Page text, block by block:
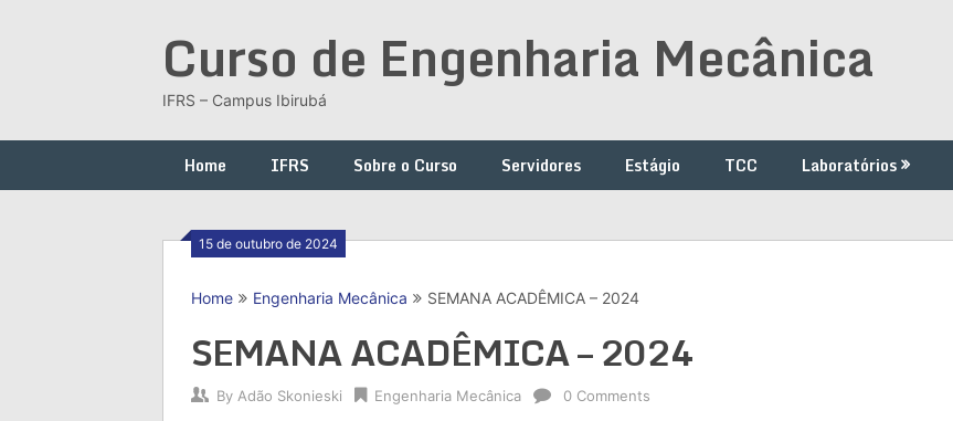
Curso de Engenharia Mecânica
IFRS – Campus Ibirubá
Home IFRS Sobre o Curso Servidores Estágio TCC Laboratórios
15 de outubro de 2024
Home Engenharia Mecânica SEMANA ACADÊMICA – 2024
SEMANA ACADÊMICA – 2024
By Adão Skonieski Engenharia Mecânica 0 Comments